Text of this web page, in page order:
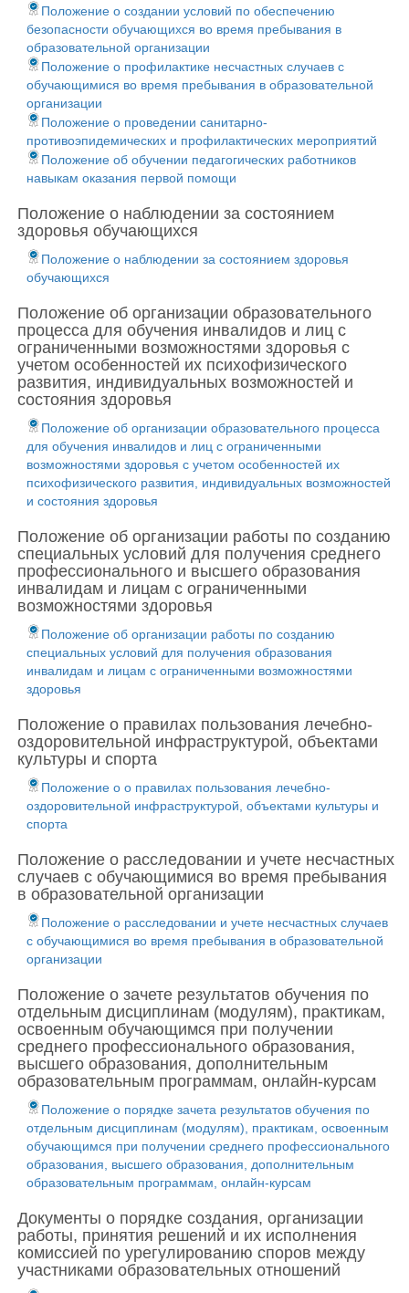
Положение о создании условий по обеспечению
безопасности обучающихся во время пребывания в
образовательной организации
Положение о профилактике несчастных случаев с
обучающимися во время пребывания в образовательной
организации
Положение о проведении санитарно-
противоэпидемических и профилактических мероприятий
Положение об обучении педагогических работников
навыкам оказания первой помощи
Положение о наблюдении за состоянием
здоровья обучающихся
Положение о наблюдении за состоянием здоровья
обучающихся
Положение об организации образовательного
процесса для обучения инвалидов и лиц с
ограниченными возможностями здоровья с
учетом особенностей их психофизического
развития, индивидуальных возможностей и
состояния здоровья
Положение об организации образовательного процесса
для обучения инвалидов и лиц с ограниченными
возможностями здоровья с учетом особенностей их
психофизического развития, индивидуальных возможностей
и состояния здоровья
Положение об организации работы по созданию
специальных условий для получения среднего
профессионального и высшего образования
инвалидам и лицам с ограниченными
возможностями здоровья
Положение об организации работы по созданию
специальных условий для получения образования
инвалидам и лицам с ограниченными возможностями
здоровья
Положение о правилах пользования лечебно-
оздоровительной инфраструктурой, объектами
культуры и спорта
Положение о о правилах пользования лечебно-
оздоровительной инфраструктурой, объектами культуры и
спорта
Положение о расследовании и учете несчастных
случаев с обучающимися во время пребывания
в образовательной организации
Положение о расследовании и учете несчастных случаев
с обучающимися во время пребывания в образовательной
организации
Положение о зачете результатов обучения по
отдельным дисциплинам (модулям), практикам,
освоенным обучающимся при получении
среднего профессионального образования,
высшего образования, дополнительным
образовательным программам, онлайн-курсам
Положение о порядке зачета результатов обучения по
отдельным дисциплинам (модулям), практикам, освоенным
обучающимся при получении среднего профессионального
образования, высшего образования, дополнительным
образовательным программам, онлайн-курсам
Документы о порядке создания, организации
работы, принятия решений и их исполнения
комиссией по урегулированию споров между
участниками образовательных отношений